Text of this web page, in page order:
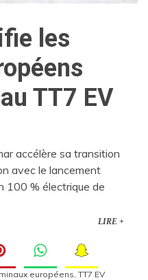
les
TT7 EV
accélère sa transition
avec le lancement
100 % électrique de
LIRE +
européens TT7 EV